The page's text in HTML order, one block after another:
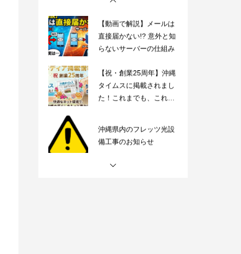
【動画で解説】メールは
直接届かない!? 意外と知
らないサーバーの仕組み
【祝・創業25周年】沖縄
タイムスに掲載されまし
た！これまでも、これか
沖縄県内のフレッツ光設
備工事のお知らせ